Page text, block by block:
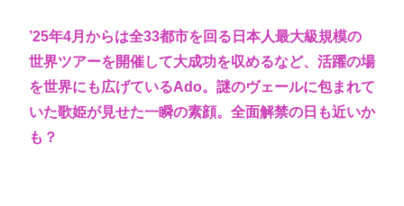
’25年4月からは全33都市を回る日本人最大級規模の
世界ツアーを開催して大成功を収めるなど、活躍の場
を世界にも広げているAdo。謎のヴェールに包まれて
いた歌姫が見せた一瞬の素顔。全面解禁の日も近いか
も？